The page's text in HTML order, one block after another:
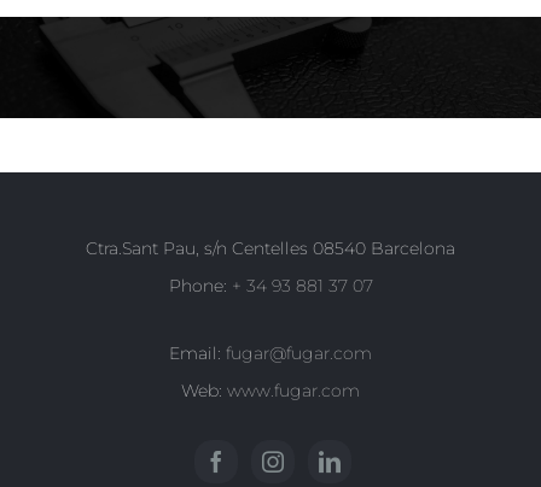
Ctra.Sant Pau, s/n Centelles 08540 Barcelona
Phone: + 34 93 881 37 07
Email: fugar@fugar.com
Web: www.fugar.com